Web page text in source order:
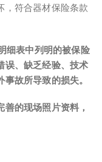
，符合器材保险条款
细表中列明的被保险
误、缺乏经验、技术
故所导致的损失。
的现场照片资料，